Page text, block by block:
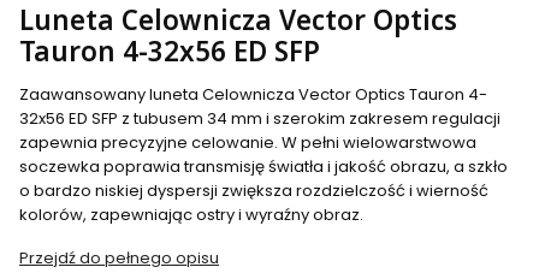
Luneta Celownicza Vector Optics
Tauron 4-32x56 ED SFP
Zaawansowany luneta Celownicza Vector Optics Tauron 4-
32x56 ED SFP z tubusem 34 mm i szerokim zakresem regulacji
zapewnia precyzyjne celowanie. W pełni wielowarstwowa
soczewka poprawia transmisję światła i jakość obrazu, a szkło
o bardzo niskiej dyspersji zwiększa rozdzielczość i wierność
kolorów, zapewniając ostry i wyraźny obraz.
Przejdź do pełnego opisu